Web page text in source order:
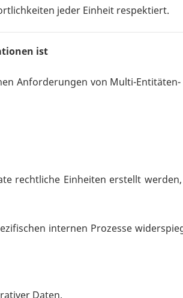
jeder Einheit respektiert.
ist
Anforderungen von Multi-
rechtliche Einheiten erstellt
internen Prozesse
Daten.